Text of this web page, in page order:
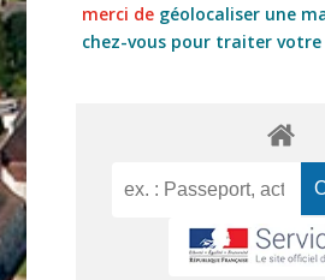
merci de géolocaliser une
chez-vous pour traiter votre